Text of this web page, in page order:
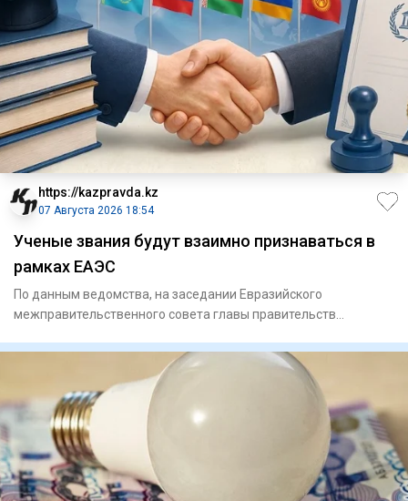
https://kazpravda.kz
07 Августа 2026 18:54
Ученые звания будут взаимно признаваться в
рамках ЕАЭС
По данным ведомства, на заседании Евразийского
межправительственного совета главы правительств